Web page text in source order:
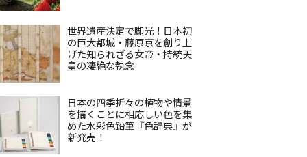
世界遺産決定で脚光！日本初
の巨大都城・藤原京を創り上
げた知られざる女帝・持統天
皇の凄絶な執念
日本の四季折々の植物や情景
を描くことに相応しい色を集
めた水彩色鉛筆『色辞典』が
新発売！